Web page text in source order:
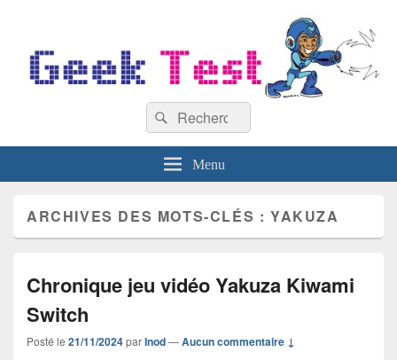
Recherche :
Rechercher
Menu
ARCHIVES DES MOTS-CLÉS :YAKUZA
Chronique jeu vidéo Yakuza Kiwami
Switch
Posté le 21/11/2024parInod—Aucun commentaire ↓